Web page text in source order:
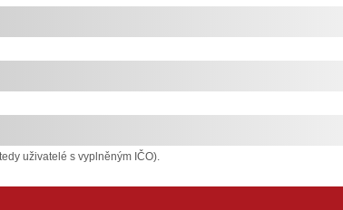
uživatelé s vyplněným IČO).